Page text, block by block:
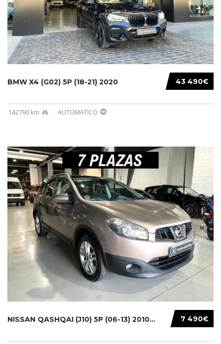
43 490€
BMW X4 (G02) 5P (18-21) 2020
142790 km AUTOMATICO
7 490€
NISSAN QASHQAI (J10) 5P (06-13) 2010...